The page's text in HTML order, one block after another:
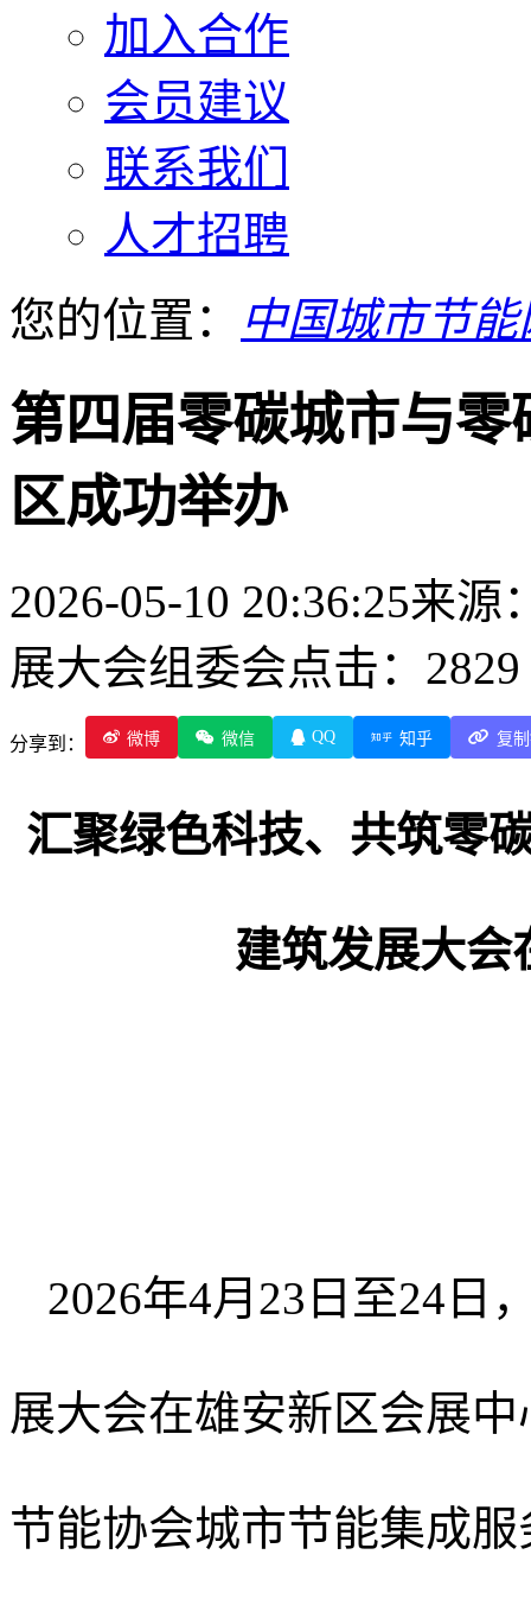
加入合作
会员建议
联系我们
人才招聘
您的位置：
中国城市节能
第四届零碳城市与
区成功举办
2026-05-10 20:36:25来源
展大会组委会点击：
分享到： 微博 微信 QQ 知乎 复
汇聚绿色科技、共筑零
建筑发展大会
2026年4月23日至24日
展大会在雄安新区会展
节能协会城市节能集成